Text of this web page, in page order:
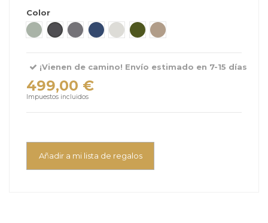
Color
Nordic Bloom Green
Coastal Storm Black
Arctic Mist Grey
Glacier Lake Blue
Beachgrass Beige
Forest Moss Green
Driftwood Beige
¡Vienen de camino! Envío estimado en 7-15 días
499,00 €
Impuestos incluidos
Añadir a mi lista de regalos